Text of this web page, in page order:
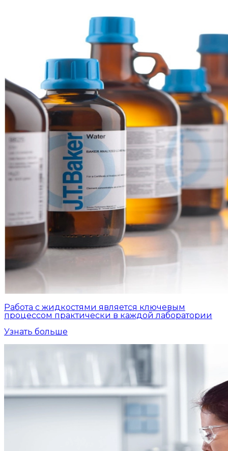
Работа с жидкостями является ключевым
процессом практически в каждой лаборатории
Узнать больше